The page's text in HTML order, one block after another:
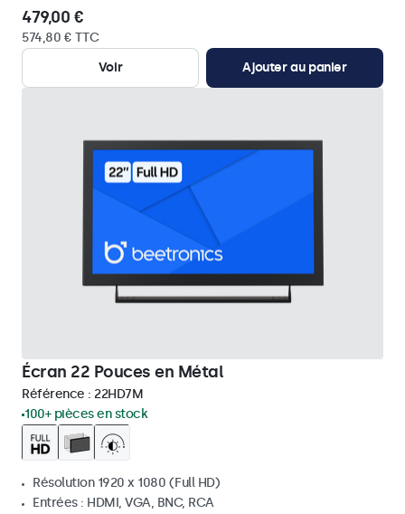
479,00 €
574,80 € TTC
Voir
Ajouter au panier
Écran 22 Pouces en Métal
Référence : 22HD7M
100+ pièces en stock
Résolution 1920 x 1080 (Full HD)
Entrées : HDMI, VGA, BNC, RCA